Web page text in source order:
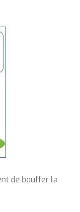
de bouffer la